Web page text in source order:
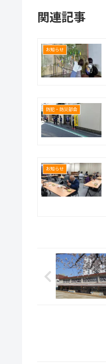
b
o
k
関連記事
お知らせ
防犯・防災部会
お知らせ